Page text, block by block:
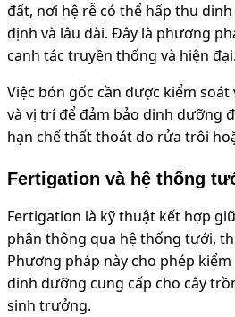
đất, nơi hệ rễ có thể hấp thu
định và lâu dài. Đây là phương
canh tác truyền thống và hiện đại.
Việc bón gốc cần được kiểm
và vị trí để đảm bảo dinh dưỡng
hạn chế thất thoát do rửa trôi
Fertigation và hệ thống
Fertigation là kỹ thuật kết hợp
phân thông qua hệ thống tưới,
Phương pháp này cho phép
dinh dưỡng cung cấp cho cây
sinh trưởng.